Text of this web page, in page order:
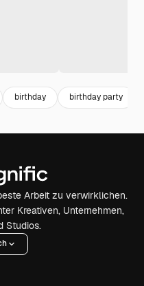
birthday birthday party
Arbeit zu verwirklichen.
Kreativen, Unternehmen,
Studios.